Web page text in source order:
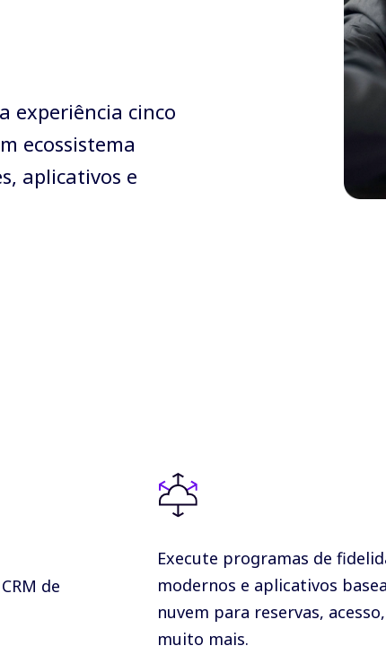
experiência cinco
ecossistema
aplicativos e
de
Execute programas de
modernos e aplicativos
nuvem para reservas,
muito mais.